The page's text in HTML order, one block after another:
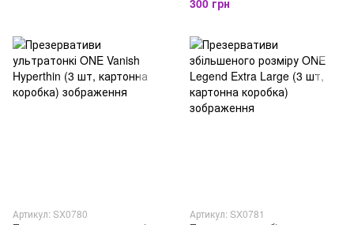
300 грн
Артикул: SX0780 Артикул: SX0781